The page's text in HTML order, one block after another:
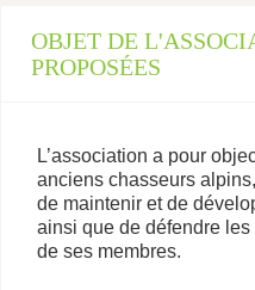
OBJET DE
PROPOSÉES
L’association a pour
anciens chasseurs
de maintenir et de
ainsi que de défendre
de ses membres.